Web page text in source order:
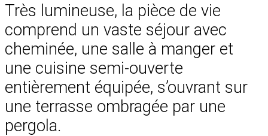
Très lumineuse, la pièce de vie
comprend un vaste séjour avec
cheminée, une salle à manger et
une cuisine semi-ouverte
entièrement équipée, s’ouvrant sur
une terrasse ombragée par une
pergola.